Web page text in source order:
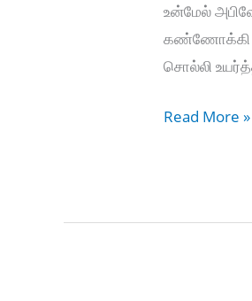
உன்மேல்
கண்ணோக்கி
சொல்லி
Norungunda
இருதயத்தை
Read More »